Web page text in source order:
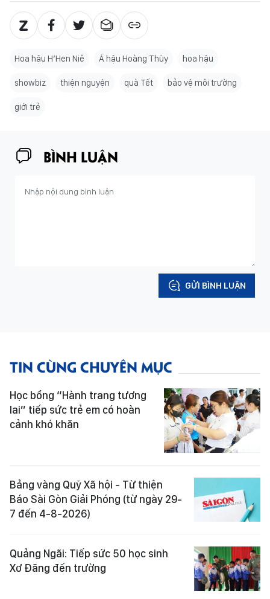
Hoa hậu H’Hen Niê Á hậu Hoàng Thùy hoa hậu
showbiz thiện nguyện quà Tết bảo vệ môi trường
giới trẻ
BÌNH LUẬN
GỬI BÌNH LUẬN
TIN CÙNG CHUYÊN MỤC
Học bổng “Hành trang tương
lai” tiếp sức trẻ em có hoàn
cảnh khó khăn
Bảng vàng Quỹ Xã hội - Từ thiện
Báo Sài Gòn Giải Phóng (từ ngày 29-
7 đến 4-8-2026)
Quảng Ngãi: Tiếp sức 50 học sinh
Xơ Đăng đến trường